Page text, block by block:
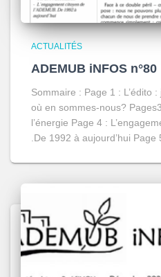
ACTUALITÉS
ADEMUB iNFOS n°80
Sommaire : Page 1 : L’édito
où en sommes-nous?
l’énergie Page 4 :
.De 1992 à aujourd’hui Page